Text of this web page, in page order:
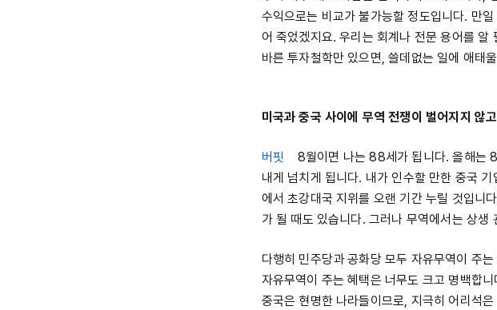
수익으로는 비교가 불가능할 정도입니다. 만
어 죽었겠지요. 우리는 회계나 전문 용어를
바른 투자철학만 있으면, 쓸데없는 일에 애태
미국과 중국 사이에 무역 전쟁이 벌어지지 않
버핏
8월이면 나는 88세가 됩니다. 올해는 8
내게 넘치게 됩니다. 내가 인수할 만한 중국
에서 초강대국 지위를 오랜 기간 누릴 것입니
가 될 때도 있습니다. 그러나 무역에서는 상
다행히 민주당과 공화당 모두 자유무역이 주
자유무역이 주는 혜택은 너무도 크고 명백합
중국은 현명한 나라들이므로, 지극히 어리석